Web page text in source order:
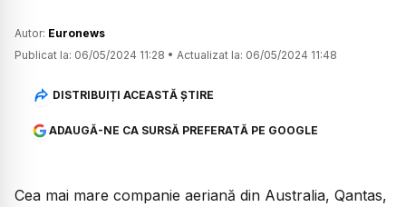
Autor: Euronews
Publicat la: 06/05/2024 11:28 • Actualizat la: 06/05/2024 11:48
DISTRIBUIȚI ACEASTĂ ȘTIRE
ADAUGĂ-NE CA SURSĂ PREFERATĂ PE GOOGLE
Cea mai mare companie aeriană din Australia, Qantas,